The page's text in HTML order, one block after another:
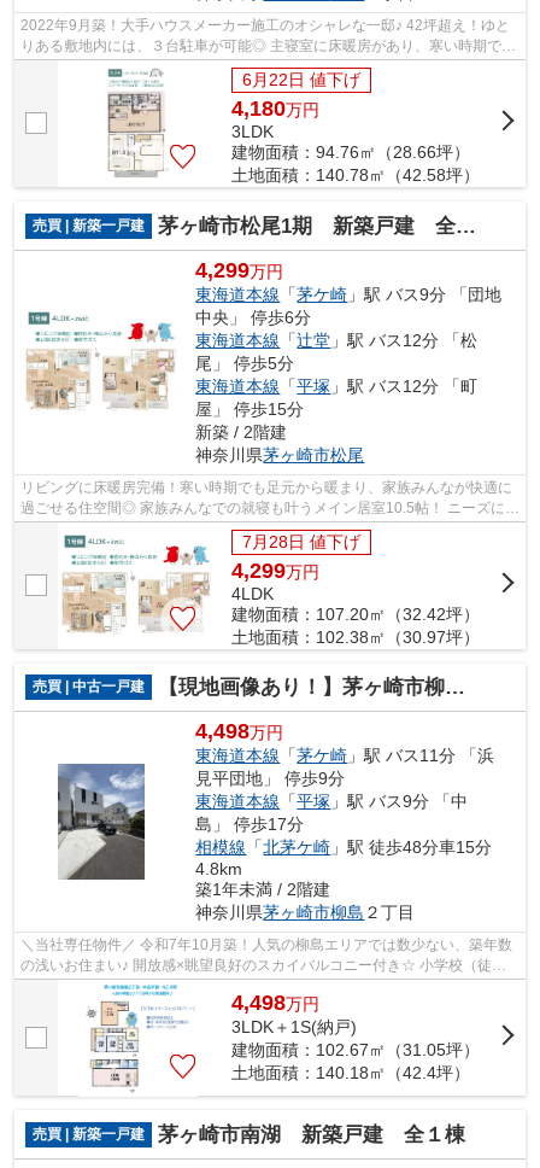
2022年9月築！大手ハウスメーカー施工のオシャレな一邸♪ 42坪超え！ゆと
りある敷地内には、３台駐車が可能◎ 主寝室に床暖房があり、寒い時期でも
足元から暖まります♪ ぜひこの機会にご...
6月22日 値下げ
4,180万円
3LDK
建物面積：94.76㎡（28.66坪）
土地面積：140.78㎡（42.58坪）
売買 | 新築一戸建 茅ヶ崎市松尾1期 新築戸建 全1棟
4,299万円
東海道本線 「茅ケ崎 」駅 バス9分 「団地
中央」 停歩6分
東海道本線 「辻堂 」駅 バス12分 「松
尾」 停歩5分
東海道本線 「平塚 」駅 バス12分 「町
屋」 停歩15分
新築 / 2階建
神奈川県茅ヶ崎市松尾
リビングに床暖房完備！寒い時期でも足元から暖まり、家族みんなが快適に
過ごせる住空間◎ 家族みんなでの就寝も叶うメイン居室10.5帖！ ニーズに合
わせて使い分けられるWIC2ヶ所◎
7月28日 値下げ
4,299万円
4LDK
建物面積：107.20㎡（32.42坪）
土地面積：102.38㎡（30.97坪）
売買 | 中古一戸建 【現地画像あり！】茅ヶ崎市柳島2丁目 中古戸建 42.4坪
4,498万円
東海道本線 「茅ケ崎 」駅 バス11分 「浜
見平団地」 停歩9分
東海道本線 「平塚 」駅 バス9分 「中
島」 停歩17分
相模線 「北茅ケ崎 」駅 徒歩48分車15分
4.8km
築1年未満 / 2階建
神奈川県茅ヶ崎市柳島 ２丁目
＼当社専任物件／ 令和7年10月築！人気の柳島エリアでは数少ない、築年数
の浅いお住まい♪ 開放感×眺望良好のスカイバルコニー付き☆ 小学校（徒歩2
分）中学校（徒歩5分）と近く、お子さ...
4,498万円
3LDK＋1S(納戸)
建物面積：102.67㎡（31.05坪）
土地面積：140.18㎡（42.4坪）
売買 | 新築一戸建 茅ヶ崎市南湖 新築戸建 全１棟